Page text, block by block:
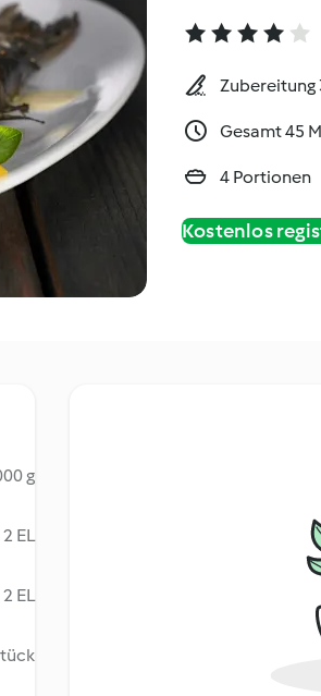
Zubereitung
Gesamt 45
4 Portionen
Kostenlos
g
2 EL
2 EL